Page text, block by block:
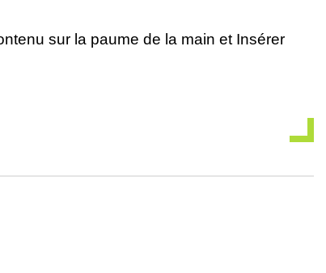
sur la paume de la main et Insérer